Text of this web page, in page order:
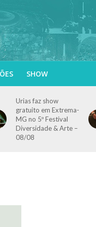
SHOW
Urias faz show
gratuito em Extrema-
MG no 5º Festival
Diversidade & Arte –
08/08